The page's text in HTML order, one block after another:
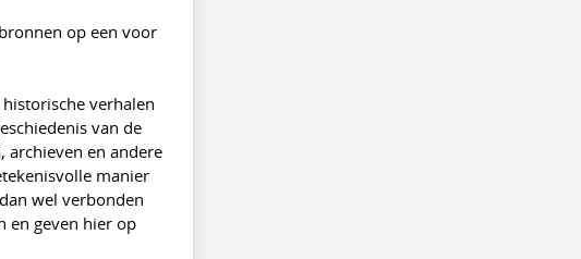
op een voor
verhalen
van de
archieven en andere
manier
wel verbonden
en geven hier op